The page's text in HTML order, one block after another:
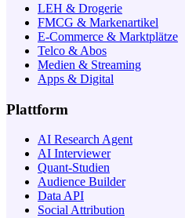
LEH & Drogerie
FMCG & Markenartikel
E-Commerce & Marktplätze
Telco & Abos
Medien & Streaming
Apps & Digital
Plattform
AI Research Agent
AI Interviewer
Quant-Studien
Audience Builder
Data API
Social Attribution